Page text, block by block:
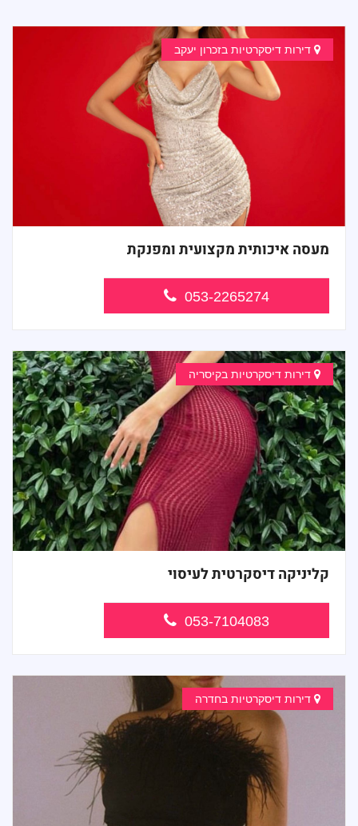
דירות דיסקרטיות בזכרון יעקב
מעסה איכותית מקצועית ומפנקת
053-2265274
דירות דיסקרטיות בקיסריה
קליניקה דיסקרטית לעיסוי
053-7104083
דירות דיסקרטיות בחדרה